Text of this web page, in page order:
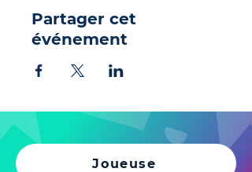
Partager cet
événement
Joueuse